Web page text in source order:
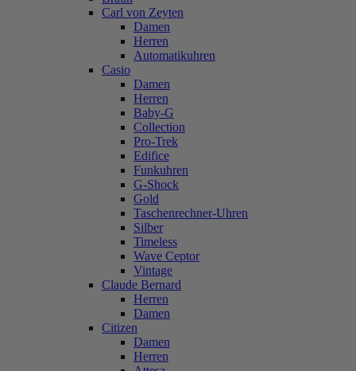
Carl von Zeyten
Damen
Herren
Automatikuhren
Casio
Damen
Herren
Baby-G
Collection
Pro-Trek
Edifice
Funkuhren
G-Shock
Gold
Taschenrechner-Uhren
Silber
Timeless
Wave Ceptor
Vintage
Claude Bernard
Herren
Damen
Citizen
Damen
Herren